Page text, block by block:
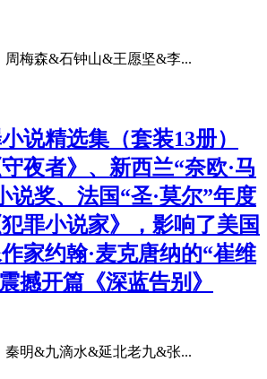
周梅森&石钟山&王愿坚&李...
说精选集（套装13册）
守夜者》、新西兰“奈欧·马
说奖、法国“圣·莫尔”年度
罪小说家》，影响了美国
家约翰·麦克唐纳的“崔维
撼开篇《深蓝告别》
秦明&九滴水&延北老九&张...